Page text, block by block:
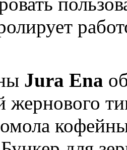
Jura Ena
жернового